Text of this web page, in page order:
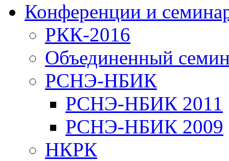
Конференции и
РКК-2016
Объединенный
РСНЭ-НБИК
РСНЭ-НБИК 2011
РСНЭ-НБИК 2009
НКРК